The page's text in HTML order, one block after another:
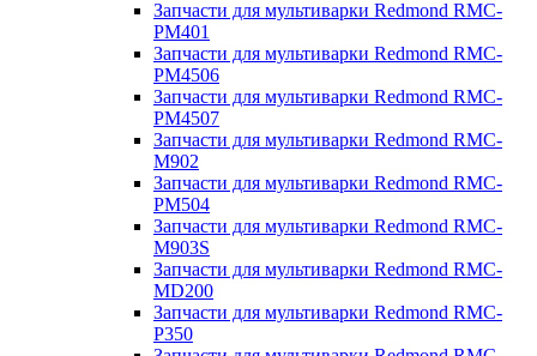
Запчасти для мультиварки Redmond RMC-
PM401
Запчасти для мультиварки Redmond RMC-
PM4506
Запчасти для мультиварки Redmond RMC-
PM4507
Запчасти для мультиварки Redmond RMC-
M902
Запчасти для мультиварки Redmond RMC-
PM504
Запчасти для мультиварки Redmond RMC-
M903S
Запчасти для мультиварки Redmond RMC-
MD200
Запчасти для мультиварки Redmond RMC-
P350